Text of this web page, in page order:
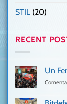
STIL (20)
RECENT
Un